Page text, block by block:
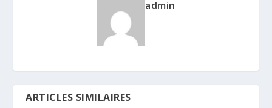
admin
ARTICLES SIMILAIRES